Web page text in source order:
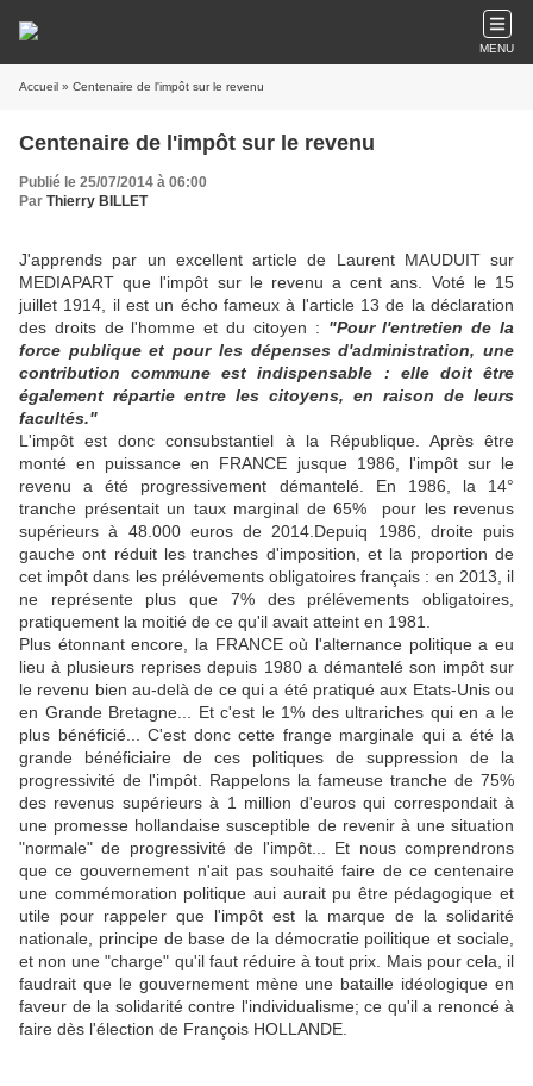
MENU
Accueil » Centenaire de l'impôt sur le revenu
Centenaire de l'impôt sur le revenu
Publié le 25/07/2014 à 06:00
Par Thierry BILLET
J'apprends par un excellent article de Laurent MAUDUIT sur
MEDIAPART que l'impôt sur le revenu a cent ans. Voté le 15
juillet 1914, il est un écho fameux à l'article 13 de la déclaration
des droits de l'homme et du citoyen : "Pour l'entretien de la
force publique et pour les dépenses d'administration, une
contribution commune est indispensable : elle doit être
également répartie entre les citoyens, en raison de leurs
facultés."
L'impôt est donc consubstantiel à la République. Après être
monté en puissance en FRANCE jusque 1986, l'impôt sur le
revenu a été progressivement démantelé. En 1986, la 14°
tranche présentait un taux marginal de 65% pour les revenus
supérieurs à 48.000 euros de 2014.Depuiq 1986, droite puis
gauche ont réduit les tranches d'imposition, et la proportion de
cet impôt dans les prélévements obligatoires français : en 2013, il
ne représente plus que 7% des prélévements obligatoires,
pratiquement la moitié de ce qu'il avait atteint en 1981.
Plus étonnant encore, la FRANCE où l'alternance politique a eu
lieu à plusieurs reprises depuis 1980 a démantelé son impôt sur
le revenu bien au-delà de ce qui a été pratiqué aux Etats-Unis ou
en Grande Bretagne... Et c'est le 1% des ultrariches qui en a le
plus bénéficié... C'est donc cette frange marginale qui a été la
grande bénéficiaire de ces politiques de suppression de la
progressivité de l'impôt. Rappelons la fameuse tranche de 75%
des revenus supérieurs à 1 million d'euros qui correspondait à
une promesse hollandaise susceptible de revenir à une situation
"normale" de progressivité de l'impôt... Et nous comprendrons
que ce gouvernement n'ait pas souhaité faire de ce centenaire
une commémoration politique aui aurait pu être pédagogique et
utile pour rappeler que l'impôt est la marque de la solidarité
nationale, principe de base de la démocratie poilitique et sociale,
et non une "charge" qu'il faut réduire à tout prix. Mais pour cela, il
faudrait que le gouvernement mène une bataille idéologique en
faveur de la solidarité contre l'individualisme; ce qu'il a renoncé à
faire dès l'élection de François HOLLANDE.